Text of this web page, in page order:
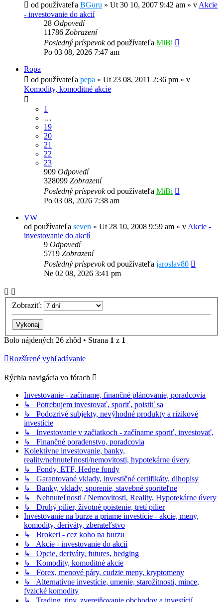
od používateľa BGuru » Ut 30 10, 2007 9:42 am » vAkcie
- investovanie do akcií
28 Odpovedí
11786 Zobrazení
Posledný príspevokod používateľa MiBi
Po 03 08, 2026 7:47 am
Ropa
od používateľa pepa » Ut 23 08, 2011 2:36 pm » v
Komodity, komoditné akcie
1
…
19
20
21
22
23
909 Odpovedí
328099 Zobrazení
Posledný príspevokod používateľa MiBi
Po 03 08, 2026 7:38 am
VW
od používateľa seven » Ut 28 10, 2008 9:59 am » vAkcie -
investovanie do akcií
9 Odpovedí
5719 Zobrazení
Posledný príspevokod používateľa jaroslav80
Ne 02 08, 2026 3:41 pm
Zobraziť:
Bolo nájdených 26 zhôd • Strana 1 z 1
Rozšírené vyhľadávanie
Rýchla navigácia vo fórach
Investovanie - začíname, finančné plánovanie, poradcovia
↳ Potrebujem investovať, sporiť, poistiť sa
↳ Podozrivé subjekty, nevýhodné produkty a rizikové
investície
↳ Investovanie v začiatkoch - začíname sporiť, investovať,
↳ Finančné poradenstvo, poradcovia
Kolektívne investovanie, banky,
reality/nehnuteľnosti/nemovitosti, hypotekárne úvery
↳ Fondy, ETF, Hedge fondy
↳ Garantované vklady, investičné certifikáty, dlhopisy
↳ Banky, vklady, sporenie, stavebné sporiteľne
↳ Nehnuteľnosti / Nemovitosti, Reality, Hypotekárne úvery
↳ Druhý pilier, životné poistenie, tretí pilier
Investovanie na burze a priame investície - akcie, meny,
komodity, deriváty, zberateľstvo
↳ Brokeri - cez koho na burzu
↳ Akcie - investovanie do akcií
↳ Opcie, deriváty, futures, hedging
↳ Komodity, komoditné akcie
↳ Forex, menové páry, cudzie meny, kryptomeny
↳ Alternatívne investície, umenie, starožitnosti, mince,
fyzické komodity
↳ Trading, tipy, zverejňovanie obchodov a investícií